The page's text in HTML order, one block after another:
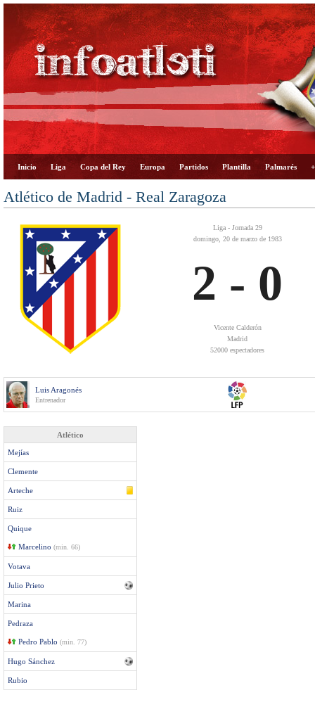
Inicio Liga Copa del Rey Europa Partidos Plantilla Palmarés
Atlético de Madrid - Real Zaragoza
Liga - Jornada 29
domingo, 20 de marzo de 1983
2 - 0
Vicente Calderón
Madrid
52000 espectadores
Luis Aragonés
Entrenador
Atlético
Mejías
Clemente
Arteche
Ruiz
Quique
Marcelino (min. 66)
Votava
Julio Prieto
Marina
Pedraza
Pedro Pablo (min. 77)
Hugo Sánchez
Rubio